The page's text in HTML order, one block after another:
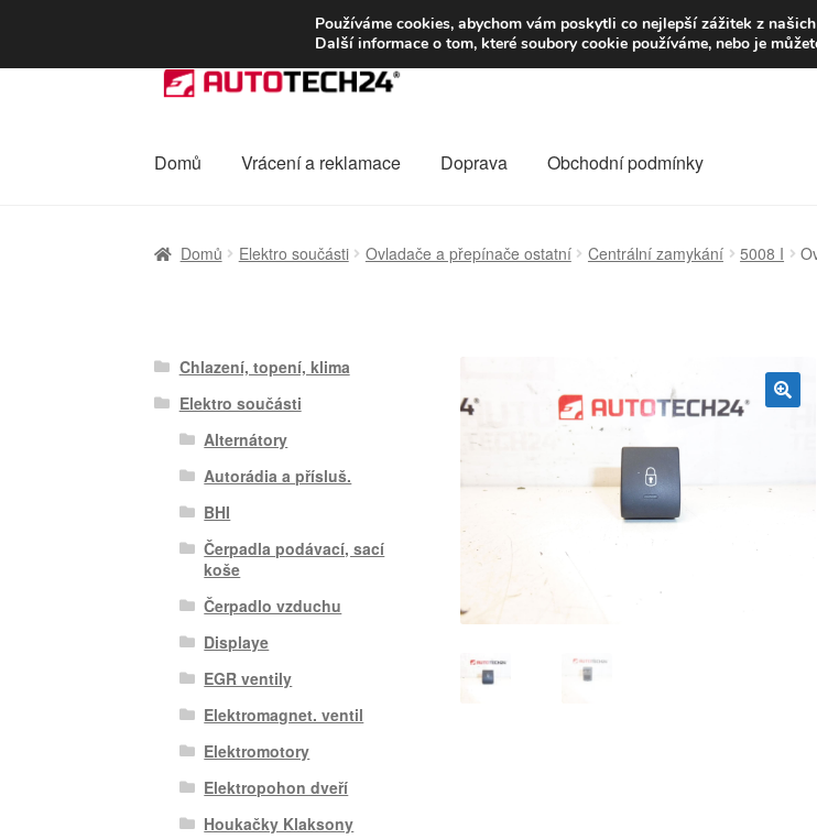
DOPRAVA od 139,-Kč
Přeskočit
na
Přejít
webu
Domů Vrácení a reklamace Doprava Obchodní podmínky
Domů Elektro součásti Ovladače a přepínače ostatní Centrální zamykání 5008 I
Chlazení, topení, klima
Elektro součásti
Alternátory
Autorádia a přísluš.
BHI
Čerpadla podávací, sací
koše
Čerpadlo vzduchu
Displaye
EGR ventily
Elektromagnet. ventil
Elektromotory
Elektropohon dveří
Houkačky Klaksony
Používáme cookies, abychom vám poskytli co nejlepší zážitek z
Další informace o tom, které soubory cookie používáme, nebo je